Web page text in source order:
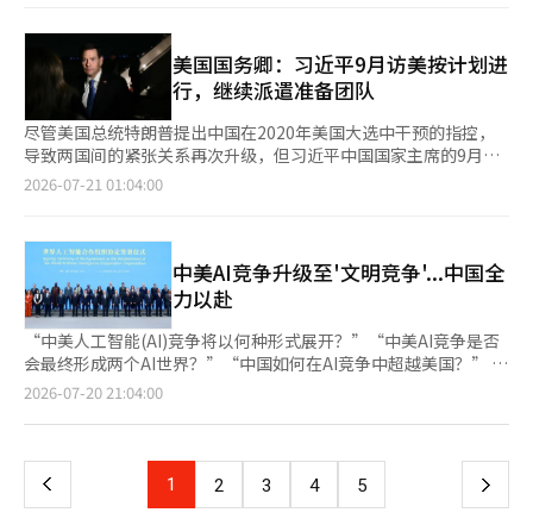
引用巴西谚语“团结更强大”，表示：“如果将两国的优势结合起
来，太平洋两岸的距离将成为创造新机会的空间。”此外，李在明
总统与金惠京夫人在当天上午10时35分左右，在6名骑兵的护卫下
抵达巴西利亚总统官邸阿乌博拉达宫前的广场。卢拉总统与霍赞杰
拉·达席尔瓦夫人亲自迎接李在明总统夫妇，走上红地毯。李在明
总统与卢拉总统拥抱后，互相拍打肩膀和背部，欢迎仪式期间也握
手表示亲切。国歌和巴西国歌依次奏响，军乐队、步兵和骑兵队列
行进。两国领导人夫妇还共同观看了巴西方面准备的合唱表演。欢
谊和共同繁荣的未来共同开启。”并签名“2026年7月27日 韩国
总统 李在明”。※ 本报道经人工智能（AI）系统翻译与编辑。
仍按计划进行，韩美日的反潜联合训练也持续进行。 舆论：国家
形势不容乐观，担心战争 随着这一消息的传出，在线上对安全的
担忧声音不断增加。 一位网友分析称：“朝鲜在全面战争中维持
紧张局势更有利可图。由于向俄罗斯提供武器和部队并获得经济利
益，当前战争的可能性较低，但局部挑衅和军事压力的可能性较
高。” 另一些网友则表示：“即使不发生战争，也应该做好准
备”，“朝鲜在修建战术道路，而我们却在解除军事保护区，这是
顿”于15日进入京畿道安山上空，往返飞行至江原道洪川，持续约
5至6小时。 特里顿是美国的战略侦察资产，每架约价值3亿美元
（约合4000亿韩元），曾在霍尔木兹海峡和古巴上空运作过。 军
事专家分析认为，此次长时间飞行很可能是为了集中收集与朝鲜相
关的信息。 安圭白部长的争议再被提及 在此背景下，现任国防部
长安圭白的过去行为再次被提及。 安部长在担任国会议员期间，
于2022年9月在韩美日反潜联合训练日程正式公布前，通过个人社
交媒体公开了相关信息，曾受到国防部的“非常遗憾”的回应。
划进行，韩美日的反潜联合训练也持续进行。 舆论：国家形势不
容乐观…担心会爆发战争 这一消息传出后，网络上对安全的担忧
声音不断。 一位网友分析称：“朝鲜比起全面战争，更倾向于维
持紧张局势。由于向俄罗斯提供武器和兵力以获取经济利益，当前
爆发战争的可能性较低，但局部挑衅和军事压力的可能性较高。”
另一些网友则表示：“即使不发生战争，也应该做好准备”，“朝
鲜在铺设战术道路，而我们却在解除军事保护区，是否合
布的事实说明中表示，朝鲜的军事分界线国界化工作“难以视为违
反停战协议”。 韩国军方与联合国军司令部对同一设施的解读存
在差异，分析认为这是由于对停战协议适用范围的法律解读不同。
韩国军方认为，军事设施的扩建本身就破坏了DMZ的非军事原则，
而联合国军则认为，仅凭目前确认的施工内容，难以断定其属于停
战协议禁止的行为。 BBC指出，此次战术道路的建设可能不仅仅
是新道路的设立，朝鲜可能在试图将军事分界线地区实际上管理
为“国界线”的国界化工作。最近，朝鲜在DMZ北侧陆续安装了反
专家分析认为，这条新道路很可能是为了便于部队和装备的快速移
动，但实际的军事用途仍需通过后续的卫星照片和朝鲜的后续动向
来观察。 在看到这一报道后，网友们纷纷留言：“为什么我们国
家不采取行动呢”、“为什么要通过BBC来了解这些呢”、“如果
联合国认为这不是违反，那我们也可以采取行动吗？”，“难道忘
记了在6.25战争中为何会失败吗”，“这难道不是安全威胁
吗”，“看来他们真的要进攻了”等等。※ 本报道经人工智能
（AI）系统翻译与编辑。
面积约为10万平方米，其中首次公开的产品超过300个。 今年的
WAIC也扩展为展示中国AI国际合作构想的平台。中国国家主席习
近平首次出席开幕式，强调AI的可控性，并表示反对以国家安全为
由的技术限制。在开幕前一天，29个国家签署了世界人工智能合作
组织(WAICO)成立协议，这被解读为中国在全球AI治理中扩大影响
力的举动。 在产业方面，中国的AI技术自立成果得到了强调。华为
等中国企业在美国限制高端半导体供应的情况下，基于自主技术推
出了涵盖AI开发到产业现场应用的产品和服务。 华为发布了基于
机'。此次展览展示了1024个NPU的配置，最多可扩展至8192个。
中兴等公司也展示了基于超级节点的AI基础设施。通过整合半导
体、服务器、连接技术和软件，满足大规模AI模型的学习和推理需
求，业界分析认为华为等中国企业在美国高端半导体供应限制的情
况下，正在增强自身系统能力。 AI竞争的形态也从模型性能转向以
实际工作执行的代理为中心。中国企业通过推出开源模型和可执行
的AI，旨在快速建立可应用于产业和服务的生态系统。 特别是文创
AI发布了280亿参数的开源模型'Kimi K3'，引起了关注。Kimi K3
在独立评估中与美国顶级模型的性能相当。继去年以较低成本开发
作领域也被评估为迅速缩小了中美AI技术的差距。这被解读为通过
开放模型扩展全球开发生态的战略。 具身AI和人形机器人也成为了
主要话题。超过200家企业参与了智能计算和具身智能领域，300
美国国务卿：习近平9月访美按计划进
行，继续派遣准备团队
尽管美国总统特朗普提出中国在2020年美国大选中干预的指控，
导致两国间的紧张关系再次升级，但习近平中国国家主席的9月访
美计划仍在按原定进行。 根据19日（当地时间）彭博社的报道，
的访问将在9月进行。”他还提到：“中国方面仍在持续派遣准备
团队，未听说访问计划有变。” 此前，特朗普总统上周声称中国
政府在2020年美国大选期间窃取了2.2亿条选民信息以干预选举。
然而，美国情报机构曾判断这一说法并不属实。 当被问及是否会
对中国的选举干预指控采取应对措施时，特朗普表示：“我们将拭
目以待，并与中国方面进行对话。” 彭博社指出，特朗普的言论
可能会在习近平访美前动摇去年达成的美中贸易休战及两国关系的
稳定发展。 如果习近平的访美计划得以实现，这将是特朗普与习
近平今年的第二次面对面会晤。两位领导人此前于5月在北京举行
行实务协调。本周举行的ASEAN外长会议上，鲁比奥与中国外交
部长王毅可能会讨论会晤准备情况及两国相关议题。鲁比奥还计划
2026-07-21 01:04:00
中美AI竞争升级至'文明竞争'...中国全
力以赴
“中美人工智能(AI)竞争将以何种形式展开？”“中美AI竞争是否
会最终形成两个AI世界？”“中国如何在AI竞争中超越美国？” 在
10日，中国国家发展改革委员会（发改委）在被称为“中国硅
的出发点并非经济产业政策，而是未来国际秩序与中美战略竞争的
根据香港时事周刊《亚洲周刊》的最新报道，发改委调查团近期在
深圳、北京、上海、杭州等中国主要AI中心召开了多场关于中美AI
2026-07-20 21:04:00
上
页
1 2 3 4 5 下